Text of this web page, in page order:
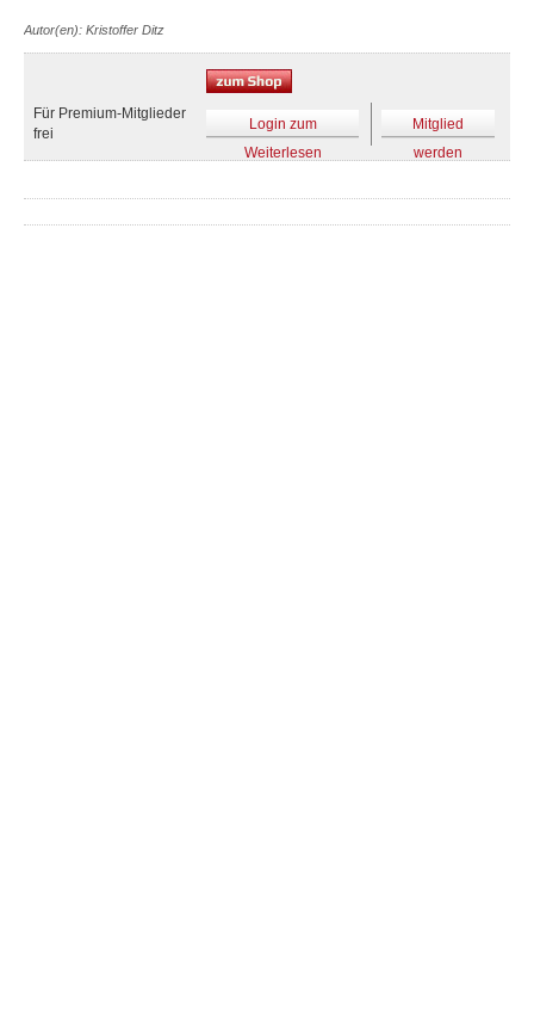
Autor(en): Kristoffer Ditz
Für Premium-Mitglieder
frei
Login zum
Weiterlesen
Mitglied
werden